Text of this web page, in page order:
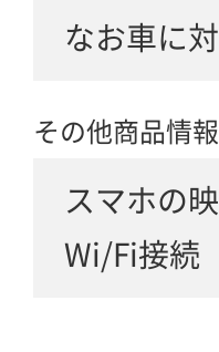
なお車に
その他商品情報
スマホの
Wi/Fi接続